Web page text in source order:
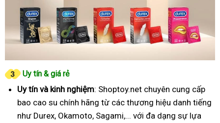
Uy tín & giá rẻ
Uy tín và kinh nghiệm: Shoptoy.net chuyên cung cấp
bao cao su chính hãng từ các thương hiệu danh tiếng
như Durex, Okamoto, Sagami,... với đa dạng sự lựa